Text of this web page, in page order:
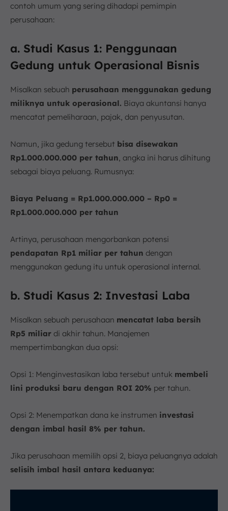
contoh umum yang sering dihadapi pemimpin
perusahaan:
a. Studi Kasus 1: Penggunaan
Gedung untuk Operasional Bisnis
Misalkan sebuah perusahaan menggunakan gedung
miliknya untuk operasional. Biaya akuntansi hanya
mencatat pemeliharaan, pajak, dan penyusutan.
Namun, jika gedung tersebut bisa disewakan
Rp1.000.000.000 per tahun , angka ini harus dihitung
sebagai biaya peluang. Rumusnya:
Biaya Peluang = Rp1.000.000.000 – Rp0 =
Rp1.000.000.000 per tahun
Artinya, perusahaan mengorbankan potensi
pendapatan Rp1 miliar per tahun dengan
menggunakan gedung itu untuk operasional internal.
b. Studi Kasus 2: Investasi Laba
Misalkan sebuah perusahaan mencatat laba bersih
Rp5 miliar di akhir tahun. Manajemen
mempertimbangkan dua opsi:
Opsi 1: Menginvestasikan laba tersebut untuk membeli
lini produksi baru dengan ROI 20% per tahun.
Opsi 2: Menempatkan dana ke instrumen investasi
dengan imbal hasil 8% per tahun.
Jika perusahaan memilih opsi 2, biaya peluangnya adalah
selisih imbal hasil antara keduanya: